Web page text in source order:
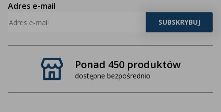
Ponad 450 produktów
dostępne bezpośrednio
Adres e-mail